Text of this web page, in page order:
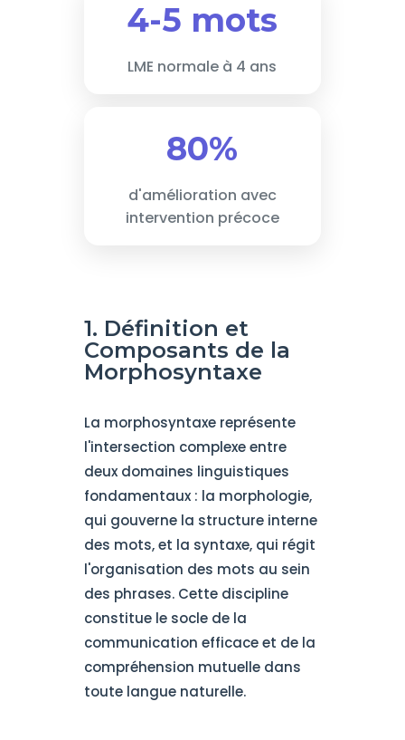
4-5 mots
LME normale à 4 ans
80%
d'amélioration avec
intervention précoce
1. Définition et
Composants de la
Morphosyntaxe
La morphosyntaxe représente
l'intersection complexe entre
deux domaines linguistiques
fondamentaux : la morphologie,
qui gouverne la structure interne
des mots, et la syntaxe, qui régit
l'organisation des mots au sein
des phrases. Cette discipline
constitue le socle de la
communication efficace et de la
compréhension mutuelle dans
toute langue naturelle.